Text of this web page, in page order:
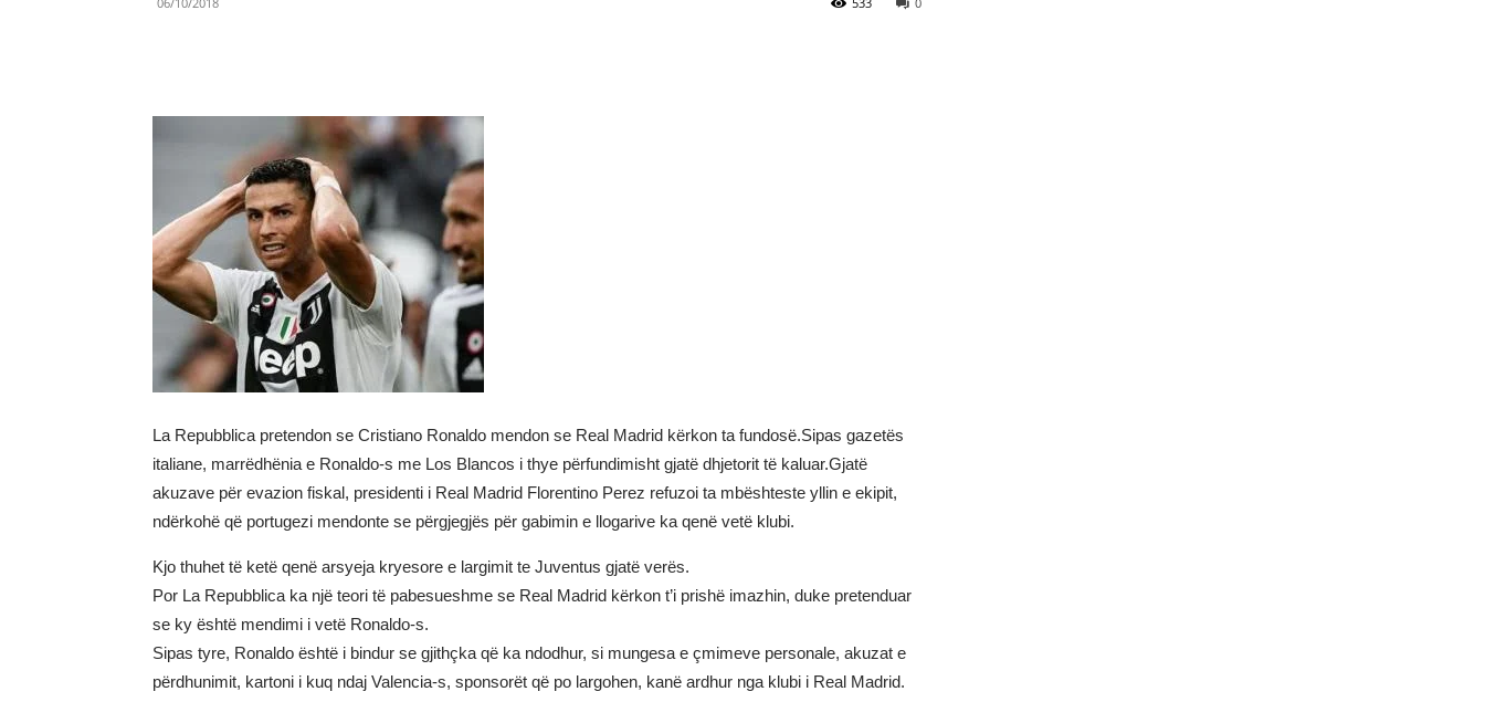
La Repubblica pretendon se Cristiano Ronaldo mendon se Real Madrid kërkon ta fundosë.Sipas gazetës
italiane, marrëdhënia e Ronaldo-s me Los Blancos i thye përfundimisht gjatë dhjetorit të kaluar.Gjatë
akuzave për evazion fiskal, presidenti i Real Madrid Florentino Perez refuzoi ta mbështeste yllin e ekipit,
ndërkohë që portugezi mendonte se përgjegjës për gabimin e llogarive ka qenë vetë klubi.
Kjo thuhet të ketë qenë arsyeja kryesore e largimit te Juventus gjatë verës.
Por La Repubblica ka një teori të pabesueshme se Real Madrid kërkon t’i prishë imazhin, duke pretenduar
se ky është mendimi i vetë Ronaldo-s.
Sipas tyre, Ronaldo është i bindur se gjithçka që ka ndodhur, si mungesa e çmimeve personale, akuzat e
përdhunimit, kartoni i kuq ndaj Valencia-s, sponsorët që po largohen, kanë ardhur nga klubi i Real Madrid.